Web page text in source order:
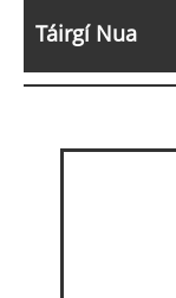
Táirgí Nua